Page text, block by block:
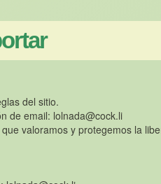
del sitio.
de email: lolnada@cock.li
valoramos y protegemos la